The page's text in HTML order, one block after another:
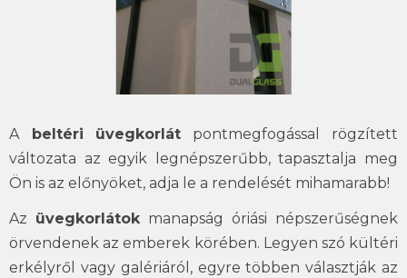
Abeltéri üvegkorlát pontmegfogással rögzített
változata az egyik legnépszerűbb, tapasztalja meg
Ön is az előnyöket, adja le a rendelését mihamarabb!
Az üvegkorlátokmanapság óriási népszerűségnek
örvendenek az emberek körében. Legyen szó kültéri
erkélyről vagy galériáról, egyre többen választják az